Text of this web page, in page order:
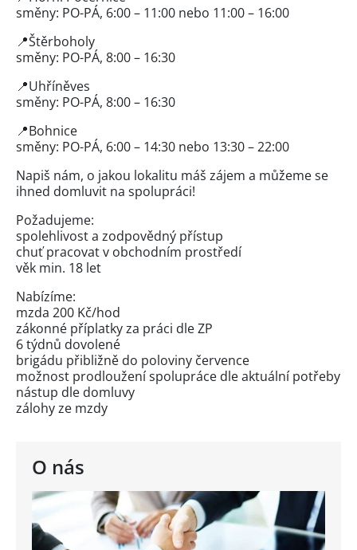
O nás
směny: PO-PÁ, 6:00 – 11:00 nebo 11:00 – 16:00
📍Štěrboholy
směny: PO-PÁ, 8:00 – 16:30
📍Uhříněves
směny: PO-PÁ, 8:00 – 16:30
📍Bohnice
směny: PO-PÁ, 6:00 – 14:30 nebo 13:30 – 22:00
Napiš nám, o jakou lokalitu máš zájem a můžeme se
ihned domluvit na spolupráci!
Požadujeme:
spolehlivost a zodpovědný přístup
chuť pracovat v obchodním prostředí
věk min. 18 let
Nabízíme:
mzda 200 Kč/hod
zákonné příplatky za práci dle ZP
6 týdnů dovolené
brigádu přibližně do poloviny července
možnost prodloužení spolupráce dle aktuální potřeby
nástup dle domluvy
zálohy ze mzdy